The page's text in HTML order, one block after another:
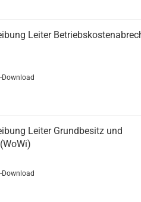
Leiter
Leiter Grundbesitz und